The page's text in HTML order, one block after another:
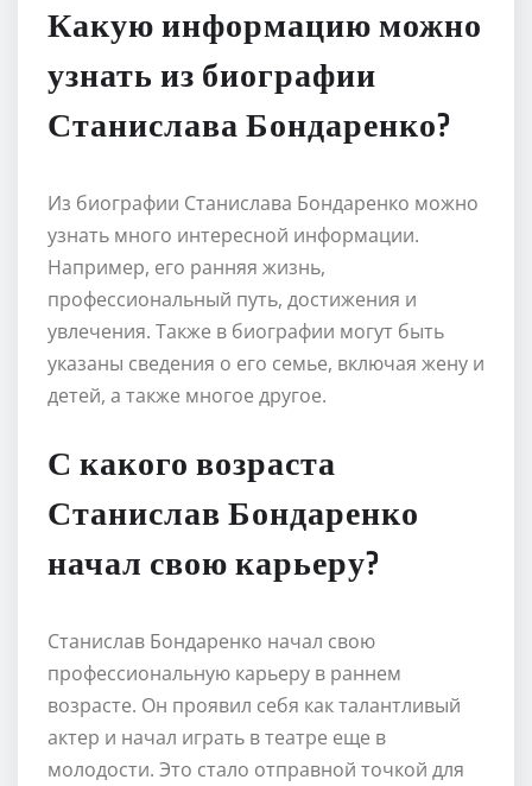
Какую информацию можно
узнать из биографии
Станислава Бондаренко?
Из биографии Станислава Бондаренко можно
узнать много интересной информации.
Например, его ранняя жизнь,
профессиональный путь, достижения и
увлечения. Также в биографии могут быть
указаны сведения о его семье, включая жену и
детей, а также многое другое.
С какого возраста
Станислав Бондаренко
начал свою карьеру?
Станислав Бондаренко начал свою
профессиональную карьеру в раннем
возрасте. Он проявил себя как талантливый
актер и начал играть в театре еще в
молодости. Это стало отправной точкой для